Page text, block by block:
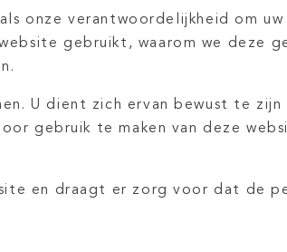
onze verantwoordelijkheid om
gebruikt, waarom we deze
U dient zich ervan bewust te
gebruik te maken van deze
en draagt er zorg voor dat de